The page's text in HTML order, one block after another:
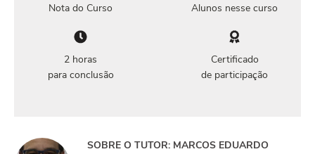
Nota do Curso
Alunos nesse curso
2 horas
para conclusão
Certificado
de participação
SOBRE O TUTOR: MARCOS EDUARDO